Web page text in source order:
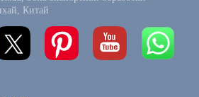
Китай